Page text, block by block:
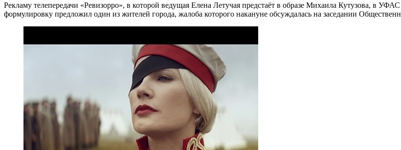
Рекламу телепередачи «Ревизорро», в которой ведущая Елена Летучая предстаёт в образе Михаила Кутузова, в
формулировку предложил один из жителей города, жалоба которого накануне обсуждалась на заседании